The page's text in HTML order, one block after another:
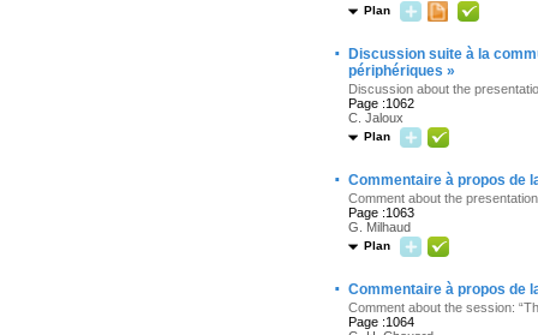
Plan
·
Discussion suite à la
périphériques »
Discussion about the
Page :1062
C. Jaloux
Plan
· Commentaire à propos de
Comment about the
Page :1063
G. Milhaud
Plan
· Commentaire à propos de
Comment about the session:
Page :1064